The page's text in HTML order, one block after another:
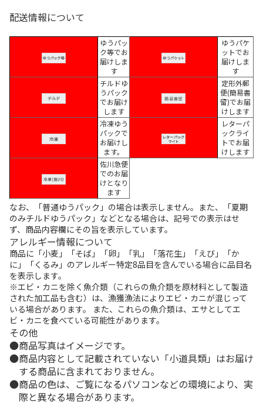
配送情報について
ゆうパッ
ク等でお
届けしま
す
ゆうパケ
ットでお
届けしま
す
チルドゆ
うパック
でお届け
します
定形外郵
便(簡易書
留)でお届
けします
冷凍ゆう
パックで
お届けし
ます。
レターパ
ックライ
トでお届
けします
佐川急便
でのお届
けとなり
ます
なお、「普通ゆうパック」の場合は表示しません。また、「夏期
のみチルドゆうパック」などとなる場合は、記号での表示はせ
ず、商品内容欄にその旨を表示しています。
アレルギー情報について
商品に「小麦」「そば」「卵」「乳」「落花生」「えび」「か
に」「くるみ」のアレルギー特定8品目を含んでいる場合に品目名
を表示します。
※エビ・カニを除く魚介類（これらの魚介類を原材料として製造
された加工品も含む）は、漁獲漁法によりエビ・カニが混じって
いる場合があります。 また、これらの魚介類は、エサとしてエ
ビ・カニを食べている可能性があります。
その他
商品写真はイメージです。
商品内容として記載されていない「小道具類」はお届け
する商品に含まれておりません。
商品の色は、ご覧になるパソコンなどの環境により、実
際と異なる場合があります。